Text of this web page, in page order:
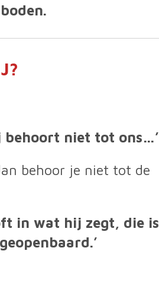
behoort niet tot ons…’
behoor je niet tot de
in wat hij zegt, die is